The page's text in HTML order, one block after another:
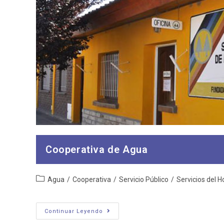
Cooperativa de Agua
Categoría
entrada:
Agua / Cooperativa / Servicio Público / Servicios del
Continuar Leyendo
Cooperativa
De